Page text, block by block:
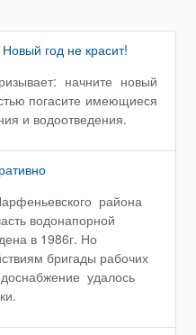
год не красит!
начните новый
погасите имеющиеся
и водоотведения.
района
водонапорной
в 1986г. Но
бригады рабочих
удалось